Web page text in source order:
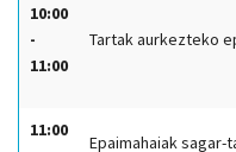
10:00
-
11:00
Tartak aurkezteko
11:00
Epaimahaiak sagar-